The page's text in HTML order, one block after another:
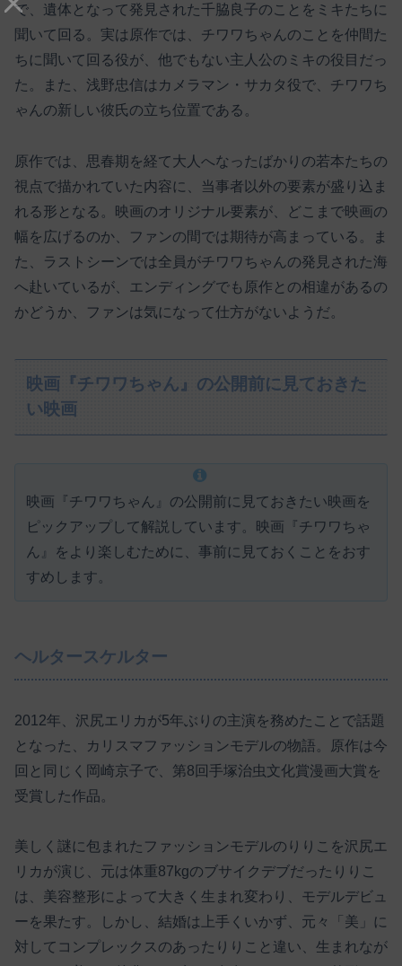
で、遺体となって発見された千脇良子のことをミキたちに
聞いて回る。実は原作では、チワワちゃんのことを仲間た
ちに聞いて回る役が、他でもない主人公のミキの役目だっ
た。また、浅野忠信はカメラマン・サカタ役で、チワワち
ゃんの新しい彼氏の立ち位置である。
原作では、思春期を経て大人へなったばかりの若本たちの
視点で描かれていた内容に、当事者以外の要素が盛り込ま
れる形となる。映画のオリジナル要素が、どこまで映画の
幅を広げるのか、ファンの間では期待が高まっている。ま
た、ラストシーンでは全員がチワワちゃんの発見された海
へ赴いているが、エンディングでも原作との相違があるの
かどうか、ファンは気になって仕方がないようだ。
映画『チワワちゃん』の公開前に見ておきた
い映画
映画『チワワちゃん』の公開前に見ておきたい映画を
ピックアップして解説しています。映画『チワワちゃ
ん』をより楽しむために、事前に見ておくことをおす
すめします。
ヘルタースケルター
2012年、沢尻エリカが5年ぶりの主演を務めたことで話題
となった、カリスマファッションモデルの物語。原作は今
回と同じく岡崎京子で、第8回手塚治虫文化賞漫画大賞を
受賞した作品。
美しく謎に包まれたファッションモデルのりりこを沢尻エ
リカが演じ、元は体重87kgのブサイクデブだったりりこ
は、美容整形によって大きく生まれ変わり、モデルデビュ
ーを果たす。しかし、結婚は上手くいかず、元々「美」に
対してコンプレックスのあったりりこと違い、生まれなが